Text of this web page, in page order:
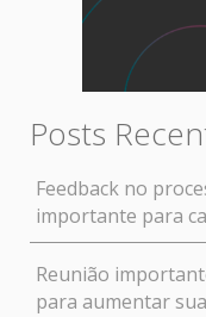
Posts
Feedback no
importante para
Reunião
para aumentar